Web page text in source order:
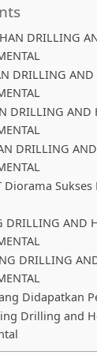
DRILLING
DRILLING AND
DRILLING AND
DRILLING
Diorama
DRILLING AND
DRILLING
Didapatkan
Drilling and